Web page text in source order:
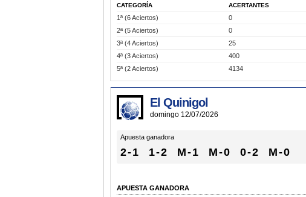
CATEGORÍA ACERTANTES
1ª (6 Aciertos) 0
2ª (5 Aciertos)
0
3ª (4 Aciertos)
25
4ª (3 Aciertos)
400
5ª (2 Aciertos)
4134
El Quinigol
domingo 12/07/2026
Apuesta ganadora
2-1 1-2 M-1 M-0 0-2 M-0
APUESTA GANADORA